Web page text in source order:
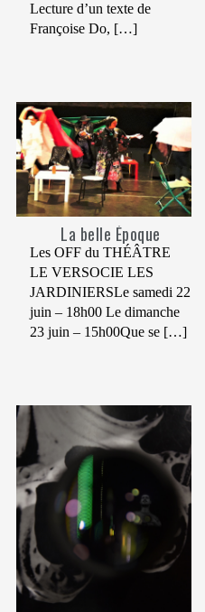
Lecture d’un texte de
Françoise Do, […]
La belle Époque
Les OFF du THÉÂTRE
LE VERSOCIE LES
JARDINIERSLe samedi 22
juin – 18h00 Le dimanche
23 juin – 15h00Que se […]